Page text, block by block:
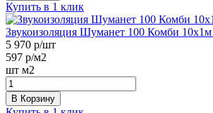
Купить в 1 клик
Звукоизоляция Шуманет 100 Комби
5 970 р/шт
597 р/м2
шт м2
В Корзину